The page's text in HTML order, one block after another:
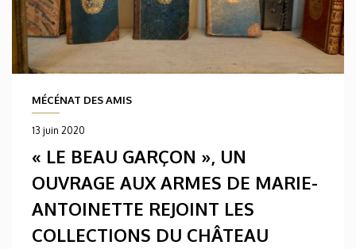
MÉCÉNAT DES AMIS
13 juin 2020
« LE BEAU GARÇON », UN
OUVRAGE AUX ARMES DE MARIE-
ANTOINETTE REJOINT LES
COLLECTIONS DU CHÂTEAU